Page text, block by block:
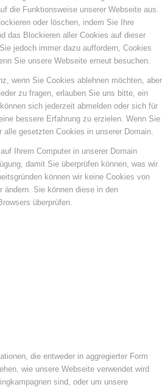
die Funktionsweise unserer Webseite aus.
oder löschen, indem Sie Ihre
das Blockieren aller Cookies auf dieser
jedoch immer dazu auffordern, Cookies
Sie unsere Webseite erneut besuchen.
wenn Sie Cookies ablehnen möchten, aber
zu fragen, erlauben Sie uns bitte, ein
sich jederzeit abmelden oder sich für
bessere Erfahrung zu erzielen. Wenn Sie
gesetzten Cookies in unserer Domain.
Ihrem Computer in unserer Domain
damit Sie überprüfen können, was wir
können wir keine Cookies von
ändern. Sie können diese in den
überprüfen.
die entweder in aggregierter Form
wie unsere Webseite verwendet wird
sind, oder um unsere